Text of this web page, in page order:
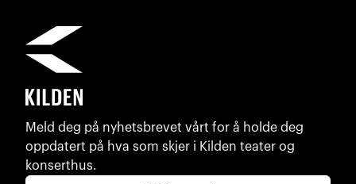
Meld deg på nyhetsbrevet vårt for å holde deg
oppdatert på hva som skjer i Kilden teater og
konserthus.